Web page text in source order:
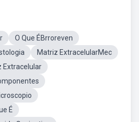
O Que ÉBrroreven
Matriz ExtracelularMec
Extracelular
É